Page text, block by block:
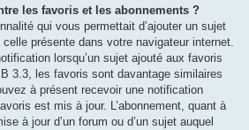
les favoris et les abonnements ?
qui vous permettait d’ajouter un sujet
présente dans votre navigateur internet.
lorsqu’un sujet ajouté aux favoris
3.3, les favoris sont davantage similaires
à présent recevoir une notification
est mis à jour. L’abonnement, quant à
à jour d’un forum ou d’un sujet auquel